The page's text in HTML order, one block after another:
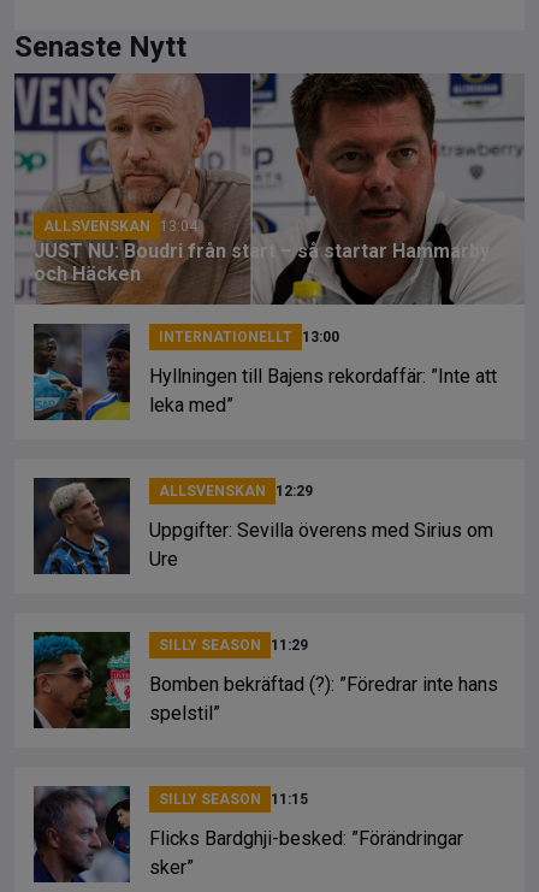
b
o
o
k
a
d
s
Li
n
k
Senaste Nytt
ALLSVENSKAN 13:04
JUST NU: Boudri från start – så startar Hammarby
och Häcken
INTERNATIONELLT 13:00
Hyllningen till Bajens rekordaffär: ”Inte att
leka med”
ALLSVENSKAN 12:29
Uppgifter: Sevilla överens med Sirius om
Ure
SILLY SEASON 11:29
Bomben bekräftad (?): ”Föredrar inte hans
spelstil”
SILLY SEASON 11:15
Flicks Bardghji-besked: ”Förändringar
sker”